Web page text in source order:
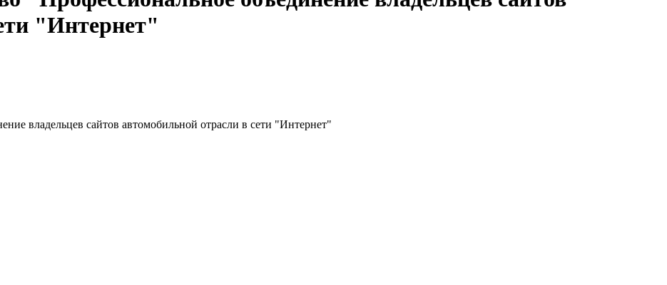
"Интернет"
владельцев сайтов автомобильной отрасли в сети "Интернет"